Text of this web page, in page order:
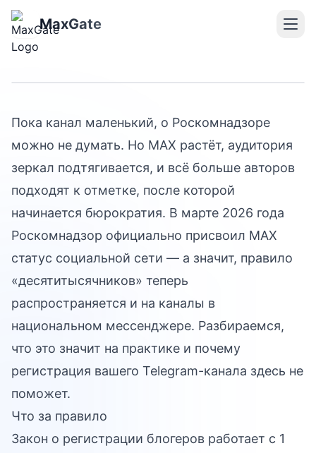
MaxGate
000 подписчиков — что
теперь по закону
Пока канал маленький, о Роскомнадзоре
можно не думать. Но MAX растёт, аудитория
зеркал подтягивается, и всё больше авторов
подходят к отметке, после которой
начинается бюрократия. В марте 2026 года
Роскомнадзор официально присвоил MAX
статус социальной сети — а значит, правило
«десятитысячников» теперь
распространяется и на каналы в
национальном мессенджере. Разбираемся,
что это значит на практике и почему
регистрация вашего Telegram-канала здесь не
поможет.
Что за правило
Закон о регистрации блогеров работает с 1